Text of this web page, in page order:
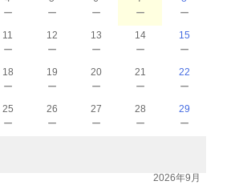
－ － － － －
11
－
12
－
13
－
14
－
15
－
18
－
19
－
20
－
21
－
22
－
25
－
26
－
27
－
28
－
29
－
2026年9月